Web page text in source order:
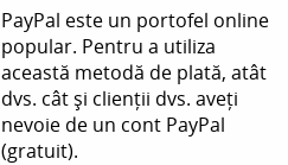
PayPal este un portofel online
popular. Pentru a utiliza
această metodă de plată, atât
dvs. cât și clienții dvs. aveți
nevoie de un cont PayPal
(gratuit).